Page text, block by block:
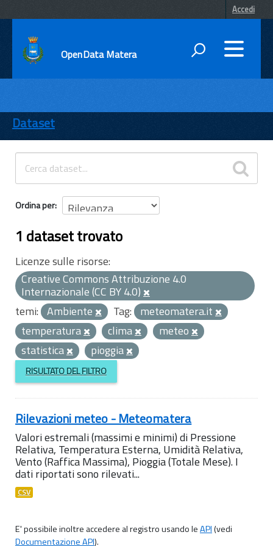
Accedi
OpenData Matera
ENTI
TEMI
INFORMAZIONI
Dataset
Ordina per
1 dataset trovato
Licenze sulle risorse:
Creative Commons Attribuzione 4.0
Internazionale (CC BY 4.0)
temi: Ambiente Tag: meteomatera.it
temperatura
clima
meteo
statistica
pioggia
RISULTATO DEL FILTRO
Rilevazioni meteo - Meteomatera
Valori estremali (massimi e minimi) di Pressione
Relativa, Temperatura Esterna, Umidità Relativa,
Vento (Raffica Massima), Pioggia (Totale Mese). I
dati riportati sono rilevati...
CSV
E' possibile inoltre accedere al registro usando leAPI(vedi
Documentazione API).